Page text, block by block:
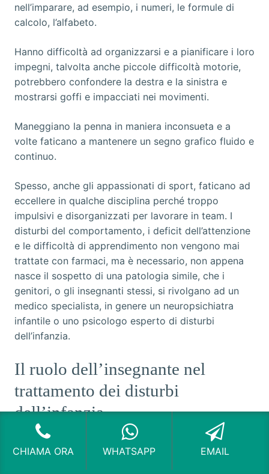
nell’imparare, ad esempio, i numeri, le formule di
calcolo, l’alfabeto.
Hanno difficoltà ad organizzarsi e a pianificare i loro
impegni, talvolta anche piccole difficoltà motorie,
potrebbero confondere la destra e la sinistra e
mostrarsi goffi e impacciati nei movimenti.
Maneggiano la penna in maniera inconsueta e a
volte faticano a mantenere un segno grafico fluido e
continuo.
Spesso, anche gli appassionati di sport, faticano ad
eccellere in qualche disciplina perché troppo
impulsivi e disorganizzati per lavorare in team. I
disturbi del comportamento, i deficit dell’attenzione
e le difficoltà di apprendimento non vengono mai
trattate con farmaci, ma è necessario, non appena
nasce il sospetto di una patologia simile, che i
genitori, o gli insegnanti stessi, si rivolgano ad un
medico specialista, in genere un neuropsichiatra
infantile o uno psicologo esperto di disturbi
dell’infanzia.
Il ruolo dell’insegnante nel
trattamento dei disturbi
dell’infanzia
Nell’ambito della
Valutazione Alunni Viale Murillo
CHIAMA ORA WHATSAPP EMAIL